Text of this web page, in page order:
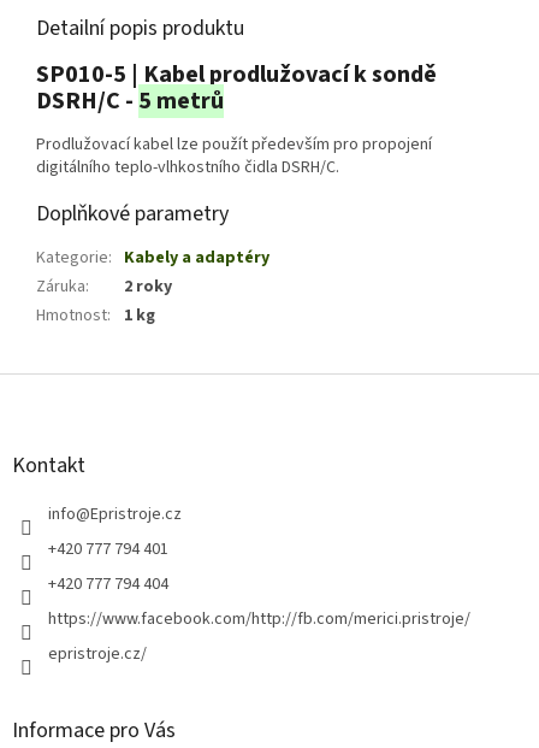
Detailní popis produktu
SP010-5 | Kabel prodlužovací k sondě
DSRH/C - 5 metrů
Prodlužovací kabel lze použít především pro propojení
digitálního teplo-vlhkostního čidla DSRH/C.
Doplňkové parametry
Kategorie: Kabely a adaptéry
Záruka:
2 roky
Hmotnost: 1 kg
Z
Kontakt
info@Epristroje.cz
+420 777 794 401
+420 777 794 404
https://www.facebook.com/http://fb.com/merici.pristroje/
epristroje.cz/
Informace pro Vás